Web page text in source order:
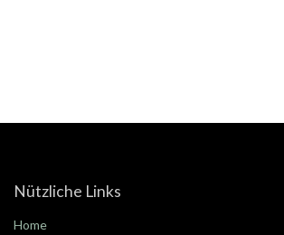
Nützliche Links
Home